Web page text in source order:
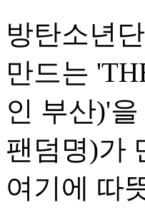
방탄소년
만드는
인 부산)'
팬덤명)가
여기에 따